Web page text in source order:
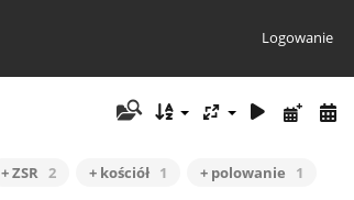
Logowanie
+ ZSR 2 + kościół 1 + polowanie
1